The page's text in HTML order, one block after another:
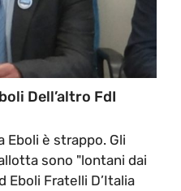
Dell’altro FdI
Eboli è strappo. Gli
sono "lontani dai
Eboli Fratelli D’Italia